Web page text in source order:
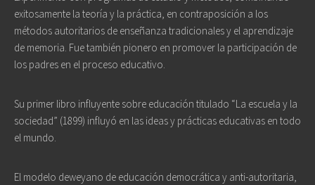
exitosamente la teoría y la práctica, en contraposición a los
métodos autoritarios de enseñanza tradicionales y el aprendizaje
de memoria. Fue también pionero en promover la participación de
los padres en el proceso educativo.
Su primer libro influyente sobre educación titulado “La escuela y la
sociedad” (1899) influyó en las ideas y prácticas educativas en todo
el mundo.
El modelo deweyano de educación democrática y anti-autoritaria,